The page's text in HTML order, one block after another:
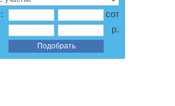
:
соток
р.